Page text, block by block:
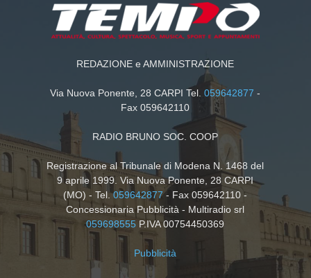
REDAZIONE e AMMINISTRAZIONE
Via Nuova Ponente, 28 CARPI Tel.059642877 -
Fax 059642110
RADIO BRUNO SOC. COOP
Registrazione al Tribunale di Modena N. 1468 del
9 aprile 1999. Via Nuova Ponente, 28 CARPI
(MO) - Tel.059642877- Fax 059642110 -
Concessionaria Pubblicità - Multiradio srl
059698555 P.IVA 00754450369
Pubblicità